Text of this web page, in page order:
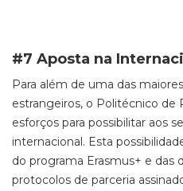
#7 Aposta na
Para além de uma das
estrangeiros, o Politécnico de
esforços para possibilitar aos
internacional. Esta
do programa Erasmus+ e das
protocolos de parceria